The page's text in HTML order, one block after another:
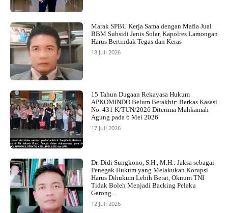
Marak SPBU Kerja Sama dengan Mafia Jual
BBM Subsidi Jenis Solar, Kapolres Lamongan
Harus Bertindak Tegas dan Keras
18 Juli 2026
15 Tahun Dugaan Rekayasa Hukum
APKOMINDO Belum Berakhir: Berkas Kasasi
No. 431 K/TUN/2026 Diterima Mahkamah
Agung pada 6 Mei 2026
17 Juli 2026
Dr. Didi Sungkono, S.H., M.H.: Jaksa sebagai
Penegak Hukum yang Melakukan Korupsi
Harus Dihukum Lebih Berat, Oknum TNI
Tidak Boleh Menjadi Backing Pelaku
Garong...
12 Juli 2026